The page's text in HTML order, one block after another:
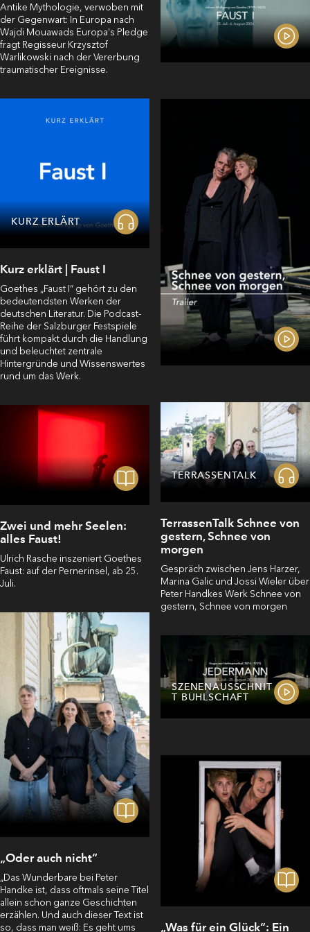
Antike Mythologie, verwoben mit
der Gegenwart: In Europa nach
Wajdi Mouawads Europa's Pledge
fragt Regisseur Krzysztof
Warlikowski nach der Vererbung
traumatischer Ereignisse.
KURZ ERLÄRT
Kurz erklärt | Faust I
Goethes⁠ „Faust I“⁠ gehört zu den
bedeutendsten Werken der
deutschen Literatur. Die Podcast-
Reihe der Salzburger Festspiele
führt kompakt durch die Handlung
und beleuchtet zentrale
Hintergründe und Wissenswertes
rund um das Werk.
TERRASSENTALK
TerrassenTalk Schnee von
gestern, Schnee von
morgen
Gespräch zwischen Jens Harzer,
Marina Galic und Jossi Wieler über
Peter Handkes Werk Schnee von
gestern, Schnee von morgen
Zwei und mehr Seelen:
alles Faust!
Ulrich Rasche inszeniert Goethes
Faust: auf der Pernerinsel, ab 25.
Juli.
„Oder auch nicht“
„Das Wunderbare bei Peter
Handke ist, dass oftmals seine Titel
allein schon ganze Geschichten
erzählen. Und auch dieser Text ist
so, dass man weiß: Es geht ums
SZENENAUSSCHNIT
T BUHLSCHAFT
„Was für ein Glück“: Ein